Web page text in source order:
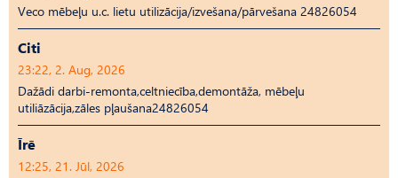
Veco mēbeļu u.c. lietu utilizācija/izvešana/pārvešana 24826054
Citi
23:22, 2. Aug, 2026
Dažādi darbi-remonta,celtniecība,demontāža, mēbeļu
utiliāzācija,zāles pļaušana24826054
Īrē
12:25, 21. Jūl, 2026